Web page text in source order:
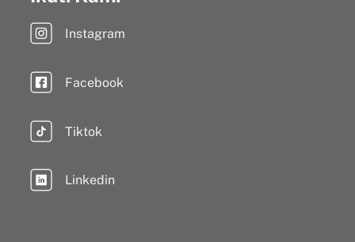
Instagram
Facebook
Tiktok
Linkedin